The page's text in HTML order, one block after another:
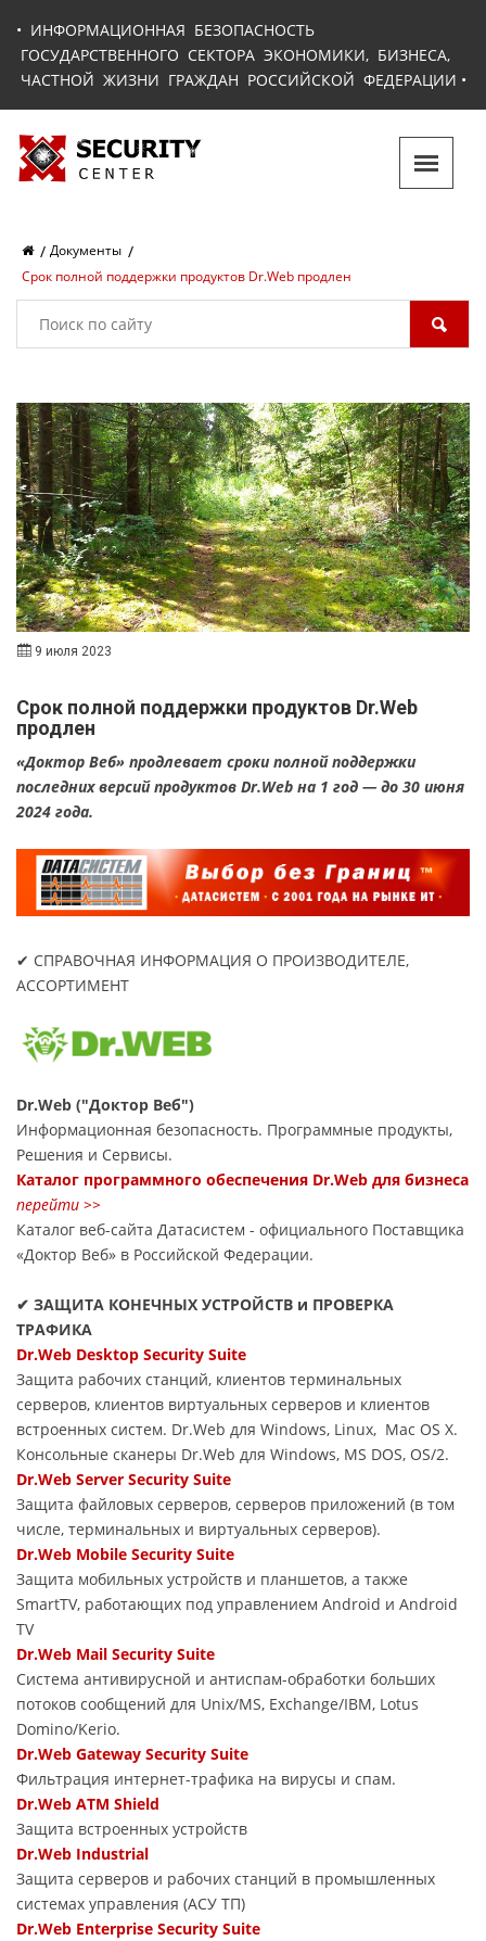
• ИНФОРМАЦИОННАЯ БЕЗОПАСНОСТЬ
ГОСУДАРСТВЕННОГО СЕКТОРА ЭКОНОМИКИ, БИЗНЕСА,
ЧАСТНОЙ ЖИЗНИ ГРАЖДАН РОССИЙСКОЙ ФЕДЕРАЦИИ •
Документы
Срок полной поддержки продуктов Dr.Web продлен
9 июля 2023
Срок полной поддержки продуктов Dr.Web
продлен
«Доктор Веб» продлевает сроки полной поддержки
последних версий продуктов Dr.Web на 1 год — до 30 июня
2024 года.
✔ СПРАВОЧНАЯ ИНФОРМАЦИЯ О ПРОИЗВОДИТЕЛЕ,
АССОРТИМЕНТ
Dr.Web ("Доктор Веб")
Информационная безопасность. Программные продукты,
Решения и Сервисы.
Каталог программного обеспечения Dr.Web для бизнеса
перейти >>
Каталог веб-сайта Датасиcтем - официального Поставщика
«Доктор Веб» в Российской Федерации.
✔ ЗАЩИТА КОНЕЧНЫХ УСТРОЙСТВ и ПРОВЕРКА
ТРАФИКА
Dr.Web Desktop Security Suite
Защита рабочих станций, клиентов терминальных
серверов, клиентов виртуальных серверов и клиентов
встроенных систем. Dr.Web для Windows, Linux, Mac OS X.
Консольные сканеры Dr.Web для Windows, MS DOS, OS/2.
Dr.Web Server Security Suite
Защита файловых серверов, серверов приложений (в том
числе, терминальных и виртуальных серверов).
Dr.Web Mobile Security Suite
Защита мобильных устройств и планшетов, а также
SmartTV, работающих под управлением Android и Android
TV
Dr.Web Mail Security Suite
Система антивирусной и антиспам-обработки больших
потоков сообщений для Unix/MS, Exchange/IBM, Lotus
Domino/Kerio.
Dr.Web Gateway Security Suite
Фильтрация интернет-трафика на вирусы и спам.
Dr.Web ATM Shield
Защита встроенных устройств
Dr.Web Industrial
Защита серверов и рабочих станций в промышленных
системах управления (АСУ ТП)
Dr.Web Enterprise Security Suite